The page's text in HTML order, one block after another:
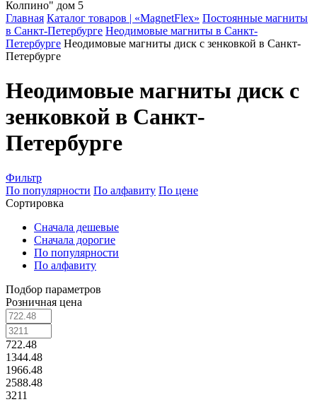
Колпино" дом 5
Главная Каталог товаров | «MagnetFlex» Постоянные магниты
в Санкт-Петербурге Неодимовые магниты в Санкт-
Петербурге Неодимовые магниты диск с зенковкой в Санкт-
Петербурге
Неодимовые магниты диск с
зенковкой в Санкт-
Петербурге
Фильтр
По популярности По алфавиту По цене
Сортировка
Сначала дешевые
Сначала дорогие
По популярности
По алфавиту
Подбор параметров
Розничная цена
722.48
1344.48
1966.48
2588.48
3211